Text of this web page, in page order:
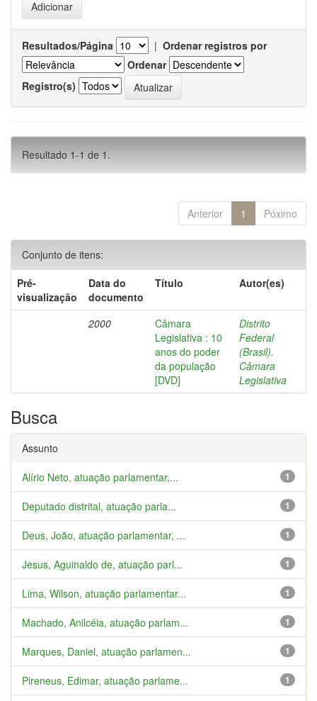
Resultados/Página | Ordenar registros por
Ordenar
Registro(s)
Resultado 1-1 de 1.
Anterior 1 Póximo
Conjunto de itens:
Pré-
visualização
Data do
documento
Título Autor(es)
2000
Câmara
Legislativa : 10
anos do poder
da população
[DVD]
Distrito
Federal
(Brasil).
Câmara
Legislativa
Busca
Assunto
1
Alírio Neto, atuação parlamentar,...
1
Deputado distrital, atuação parla...
1
Deus, João, atuação parlamentar, ...
1
Jesus, Aguinaldo de, atuação parl...
1
Lima, Wilson, atuação parlamentar...
1
Machado, Anilcéia, atuação parlam...
1
Marques, Daniel, atuação parlamen...
1
Pireneus, Edimar, atuação parlame...